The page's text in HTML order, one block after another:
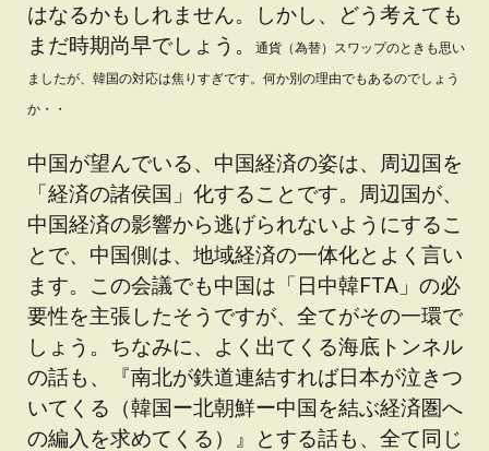
はなるかもしれません。しかし、どう考えても
まだ時期尚早でしょう。
通貨（為替）スワップのときも思い
ましたが、韓国の対応は焦りすぎです。何か別の理由でもあるのでしょう
か・・
中国が望んでいる、中国経済の姿は、周辺国を
「経済の諸侯国」化することです。周辺国が、
中国経済の影響から逃げられないようにするこ
とで、中国側は、地域経済の一体化とよく言い
ます。この会議でも中国は「日中韓FTA」の必
要性を主張したそうですが、全てがその一環で
しょう。ちなみに、よく出てくる海底トンネル
の話も、『南北が鉄道連結すれば日本が泣きつ
いてくる（韓国ー北朝鮮ー中国を結ぶ経済圏へ
の編入を求めてくる）』とする話も、全て同じ